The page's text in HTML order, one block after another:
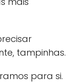
tampinhas.
para si.